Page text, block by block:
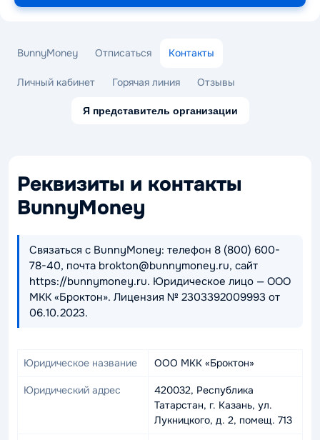
BunnyMoney Отписаться Контакты
Личный кабинет Горячая линия Отзывы
Я представитель организации
Реквизиты и контакты
BunnyMoney
Связаться с BunnyMoney: телефон 8 (800) 600-
78-40, почта brokton@bunnymoney.ru, сайт
https://bunnymoney.ru. Юридическое лицо — ООО
МКК «Броктон». Лицензия № 2303392009993 от
06.10.2023.
Юридическое название ООО МКК «Броктон»
Юридический адрес
420032, Республика
Татарстан, г. Казань, ул.
Лукницкого, д. 2, помещ. 713